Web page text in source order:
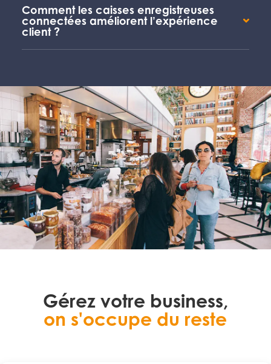
Comment les caisses enregistreuses
connectées améliorent l’expérience
client ?
Gérez votre business,
on s'occupe du reste